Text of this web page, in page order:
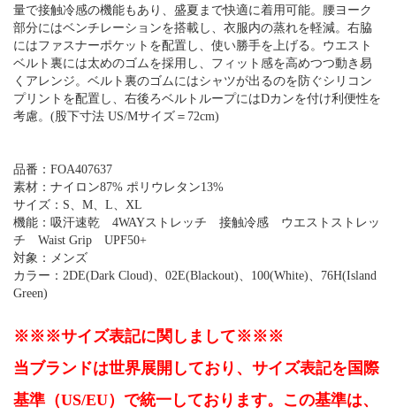
量で接触冷感の機能もあり、盛夏まで快適に着用可能。腰ヨーク
部分にはベンチレーションを搭載し、衣服内の蒸れを軽減。右脇
にはファスナーポケットを配置し、使い勝手を上げる。ウエスト
ベルト裏には太めのゴムを採用し、フィット感を高めつつ動き易
くアレンジ。ベルト裏のゴムにはシャツが出るのを防ぐシリコン
プリントを配置し、右後ろベルトループにはDカンを付け利便性を
考慮。(股下寸法 US/Mサイズ＝72cm)
品番：FOA407637
素材：ナイロン87% ポリウレタン13%
サイズ：S、M、L、XL
機能：吸汗速乾 4WAYストレッチ 接触冷感 ウエストストレッ
チ Waist Grip UPF50+
対象：メンズ
カラー：2DE(Dark Cloud)、02E(Blackout)、100(White)、76H(Island
Green)
※※※サイズ表記に関しまして※※※
当ブランドは世界展開しており、サイズ表記を国際
基準（US/EU）で統一しております。この基準は、